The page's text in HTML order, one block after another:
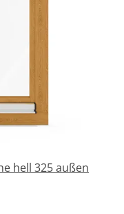
hell 325 außen